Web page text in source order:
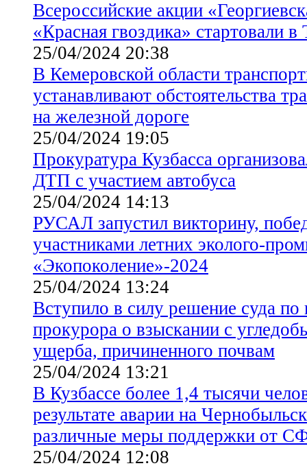
Всероссийские акции
«Красная гвоздика» стартовали
25/04/2024 20:38
В Кемеровской области
устанавливают обстоятельства
на железной дороге
25/04/2024 19:05
Прокуратура Кузбасса
ДТП с участием автобуса
25/04/2024 14:13
РУСАЛ запустил викторину,
участниками летних эколого-
«Экопоколение»-2024
25/04/2024 13:24
Вступило в силу решение суда по
прокурора о взыскании с
ущерба, причиненного почвам
25/04/2024 13:21
В Кузбассе более 1,4 тысячи
результате аварии на
различные меры поддержки от
25/04/2024 12:08